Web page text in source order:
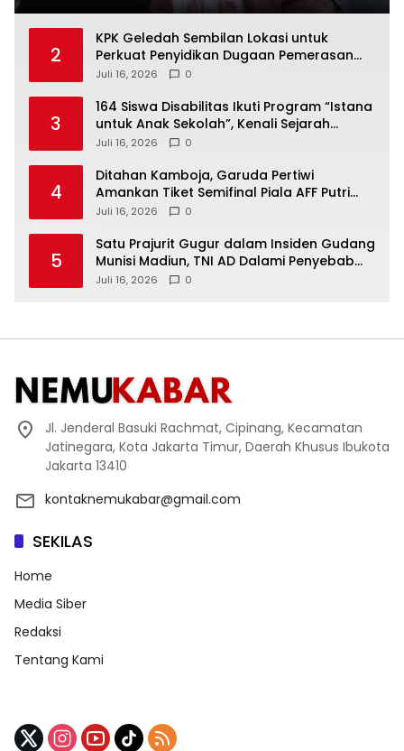
2
KPK Geledah Sembilan Lokasi untuk
Perkuat Penyidikan Dugaan Pemerasan
Bupati Sukoharjo Nonaktif
Juli 16, 2026 0
3
164 Siswa Disabilitas Ikuti Program “Istana
untuk Anak Sekolah”, Kenali Sejarah
Bangsa dan Pemerintahan
Juli 16, 2026 0
4
Ditahan Kamboja, Garuda Pertiwi
Amankan Tiket Semifinal Piala AFF Putri
2026
Juli 16, 2026 0
5
Satu Prajurit Gugur dalam Insiden Gudang
Munisi Madiun, TNI AD Dalami Penyebab
Ledakan
Juli 16, 2026 0
Jl. Jenderal Basuki Rachmat, Cipinang, Kecamatan
Jatinegara, Kota Jakarta Timur, Daerah Khusus Ibukota
Jakarta 13410
kontaknemukabar@gmail.com
SEKILAS
Home
Media Siber
Redaksi
Tentang Kami